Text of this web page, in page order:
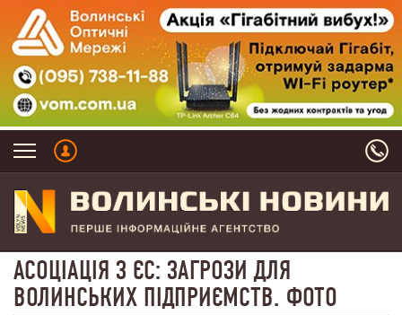
АСОЦІАЦІЯ З ЄС: ЗАГРОЗИ ДЛЯ
ВОЛИНСЬКИХ ПІДПРИЄМСТВ. ФОТО